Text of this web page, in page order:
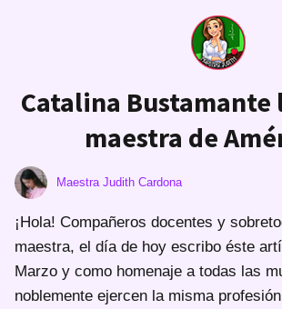
Catalina
maestra de
Maestra Judith Cardona
¡Hola! Compañeros docentes y
maestra, el día de hoy escribo éste
Marzo y como homenaje a todas las
noblemente ejercen la misma